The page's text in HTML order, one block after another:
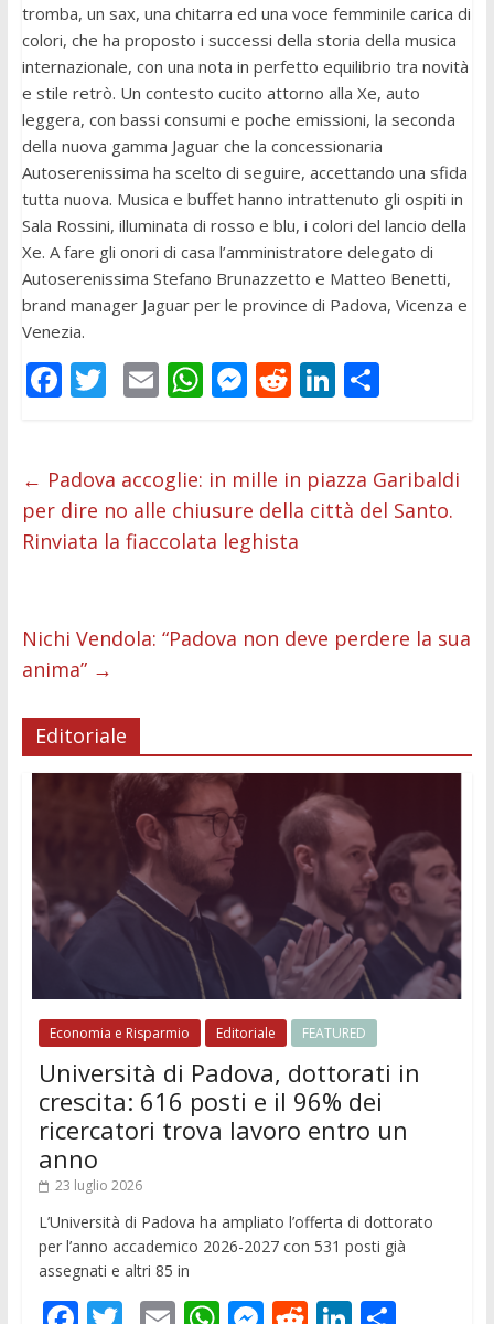
tromba, un sax, una chitarra ed una voce femminile carica di
colori, che ha proposto i successi della storia della musica
internazionale, con una nota in perfetto equilibrio tra novità
e stile retrò. Un contesto cucito attorno alla Xe, auto
leggera, con bassi consumi e poche emissioni, la seconda
della nuova gamma Jaguar che la concessionaria
Autoserenissima ha scelto di seguire, accettando una sfida
tutta nuova. Musica e buffet hanno intrattenuto gli ospiti in
Sala Rossini, illuminata di rosso e blu, i colori del lancio della
Xe. A fare gli onori di casa l’amministratore delegato di
Autoserenissima Stefano Brunazzetto e Matteo Benetti,
brand manager Jaguar per le province di Padova, Vicenza e
Venezia.
F
b
o
o
T
er
E
l
W
s
A
p
M
e
n
g
R
di
t
Li
e
dI
C
di
vi
← Padova accoglie: in mille in piazza Garibaldi
per dire no alle chiusure della città del Santo.
Rinviata la fiaccolata leghista
Nichi Vendola: “Padova non deve perdere la sua
anima” →
Editoriale
Economia e Risparmio Editoriale FEATURED
Università di Padova, dottorati in
crescita: 616 posti e il 96% dei
ricercatori trova lavoro entro un
anno
23 luglio 2026
L’Università di Padova ha ampliato l’offerta di dottorato
per l’anno accademico 2026-2027 con 531 posti già
assegnati e altri 85 in